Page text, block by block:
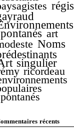
régis
art
Noms
singulier
ricordeau
récents